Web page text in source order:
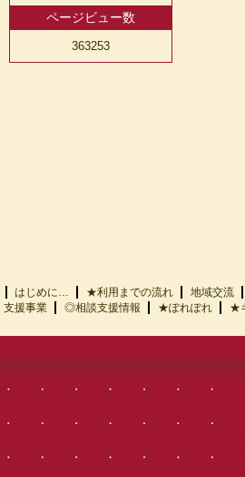
ページビュー数
363253
はじめに… ★利用までの流れ 地域交流
支援事業
◎相談支援情報 ★ぽれぽれ ★